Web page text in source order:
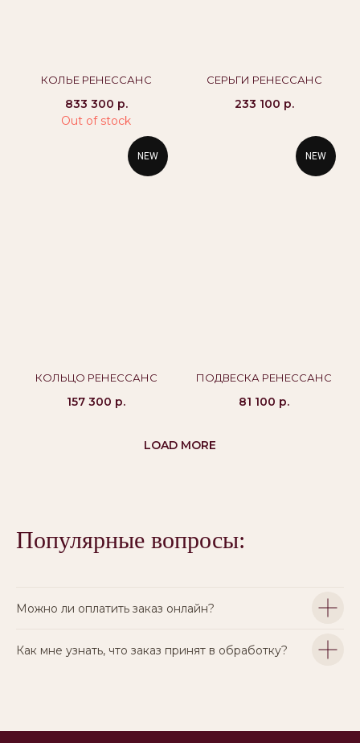
КОЛЬЕ РЕНЕССАНС
833 300 р.
Out of stock
СЕРЬГИ РЕНЕССАНС
233 100 р.
NEW
КОЛЬЦО РЕНЕССАНС
157 300 р.
NEW
ПОДВЕСКА РЕНЕССАНС
81 100 р.
LOAD MORE
Популярные вопросы:
Можно ли оплатить заказ онлайн?
Как мне узнать, что заказ принят в обработку?